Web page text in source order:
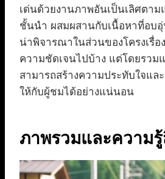
เด่นด้วยงานภาพอันเป็นเลิศตา
ชั้นนำ ผสมผสานกับเนื้อหาที่อบ
น่าพิจารณาในส่วนของโครงเรื่
ความชัดเจนไปบ้าง แต่โดยรวม
สามารถสร้างความประทับใจแล
ให้กับผู้ชมได้อย่างแน่นอน
ภาพรวมและความ